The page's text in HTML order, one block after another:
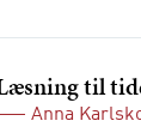
til
Anna